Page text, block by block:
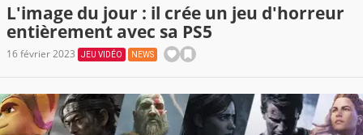
L'image du jour : il crée un jeu d'horreur
entièrement avec sa PS5
16 février 2023 JEU VIDÉO NEWS